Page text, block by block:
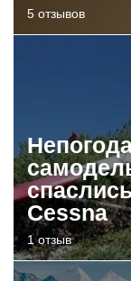
5 отзывов
Cessna
1 отзыв